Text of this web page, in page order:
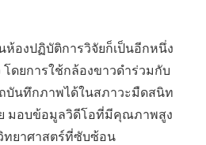
ห้องปฏิบัติการวิจัยก็เป็นอีกหนึ่ง
ดยการใช้กล้องขาวดำร่วมกับ
บันทึกภาพได้ในสภาวะมืดสนิท
มอบข้อมูลวิดีโอที่มีคุณภาพสูง
ทยาศาสตร์ที่ซับซ้อน